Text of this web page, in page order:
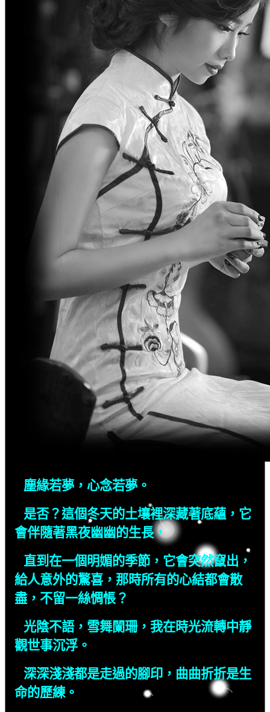
塵緣若夢，心念若夢。
是否？這個冬天的土壤裡深藏著底蘊，它
會伴隨著黑夜幽幽的生長，
直到在一個明媚的季節，它會突然竄出，
給人意外的驚喜，那時所有的心結都會散
盡，不留一絲惆悵？
光陰不語，雪舞闌珊，我在時光流轉中靜
觀世事沉浮。
深深淺淺都是走過的腳印，曲曲折折是生
命的歷練。